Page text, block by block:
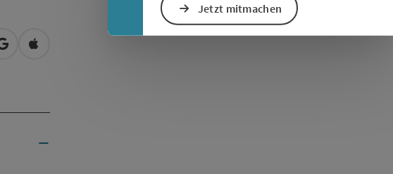
Jetzt mitmachen
in Google Maps öffnen
in Apple Maps öffnen